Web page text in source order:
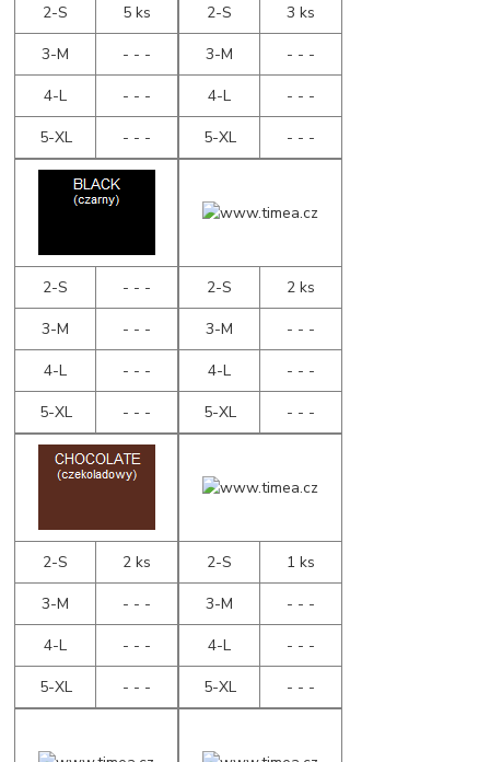
2-S
5 ks
3-M
- - -
4-L
- - -
5-XL
- - -
2-S
3 ks
3-M
- - -
4-L
- - -
5-XL
- - -
2-S
- - -
3-M
- - -
4-L
- - -
5-XL
- - -
2-S
2 ks
3-M
- - -
4-L
- - -
5-XL
- - -
2-S
2 ks
3-M
- - -
4-L
- - -
5-XL
- - -
2-S
1 ks
3-M
- - -
4-L
- - -
5-XL
- - -